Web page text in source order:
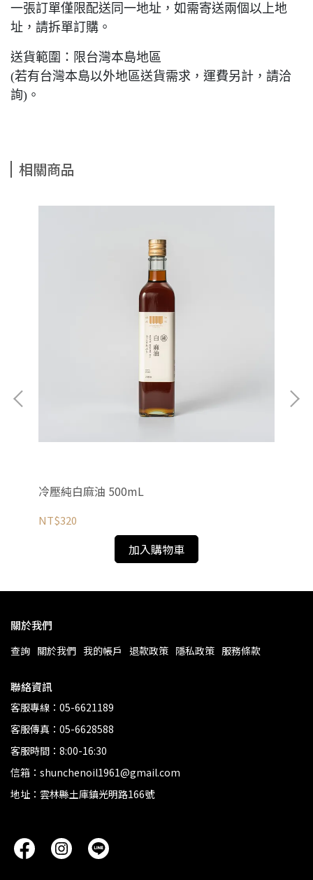
一張訂單僅限配送同一地址，如需寄送兩個以上地
址，請拆單訂購。
送貨範圍：限台灣本島地區
(若有台灣本島以外地區送貨需求，運費另計，請洽
詢)。
相關商品
冷壓純白麻油 500mL
NT$320
加入購物車
關於我們
查詢 關於我們 我的帳戶 退款政策 隱私政策 服務條款
聯絡資訊
客服專線：05-6621189
客服傳真：05-6628588
客服時間：8:00-16:30
信箱：shunchenoil1961@gmail.com
地址：雲林縣土庫鎮光明路166號